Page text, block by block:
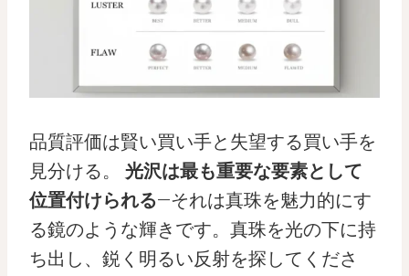
品質評価は賢い買い手と失望する買い手を
見分ける。 光沢は最も重要な要素として
位置付けられる—それは真珠を魅力的にす
る鏡のような輝きです。真珠を光の下に持
ち出し、鋭く明るい反射を探してくださ